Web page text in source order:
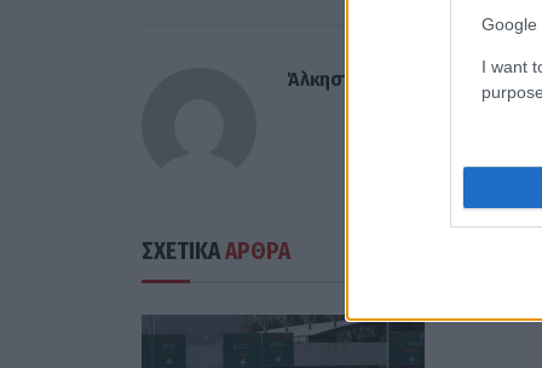
Google
I want
Άλκηστη Γατοπούλου
ΣΧΕΤΙΚΑΑΡΘΡΑ